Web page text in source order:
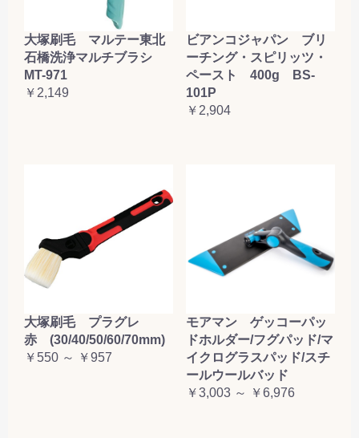
大塚刷毛 マルテー東北
石橋洗浄マルチブラシ
MT-971
￥2,149
ビアンコジャパン ブリ
ーチング・スピリッツ・
ペースト 400g BS-
101P
￥2,904
大塚刷毛 プラグレ
赤 (30/40/50/60/70mm)
￥550 ～ ￥957
モアマン ゲッコーパッ
ドホルダー/フグパッド/マ
イクログラスパッド/スチ
ールウールバッド
￥3,003 ～ ￥6,976